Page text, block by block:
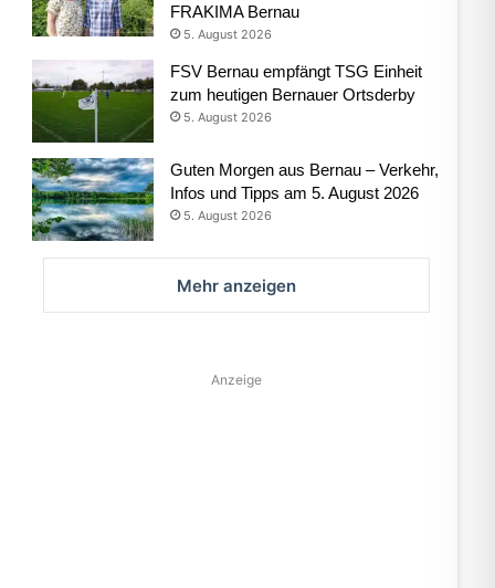
FRAKIMA Bernau
5. August 2026
FSV Bernau empfängt TSG Einheit
zum heutigen Bernauer Ortsderby
5. August 2026
Guten Morgen aus Bernau – Verkehr,
Infos und Tipps am 5. August 2026
5. August 2026
Mehr anzeigen
Anzeige